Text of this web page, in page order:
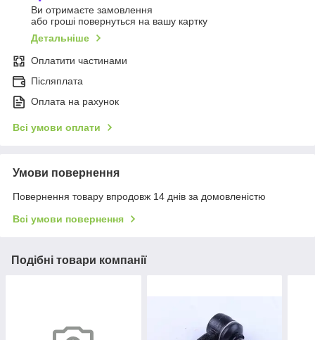
Ви отримаєте замовлення
або гроші повернуться на вашу картку
Детальніше
Оплатити частинами
Післяплата
Оплата на рахунок
Всі умови оплати
Умови повернення
Повернення товару впродовж 14 днів за домовленістю
Всі умови повернення
Подібні товари компанії